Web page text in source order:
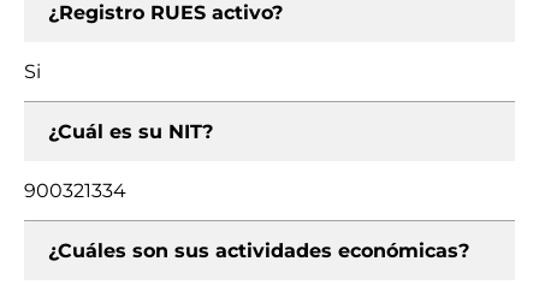
¿Registro RUES activo?
Si
¿Cuál es su NIT?
900321334
¿Cuáles son sus actividades económicas?